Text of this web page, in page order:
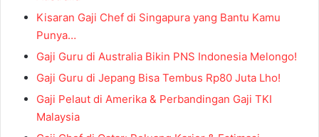
Kisaran Gaji Chef di Singapura yang Bantu Kamu
Punya…
Gaji Guru di Australia Bikin PNS Indonesia Melongo!
Gaji Guru di Jepang Bisa Tembus Rp80 Juta Lho!
Gaji Pelaut di Amerika & Perbandingan Gaji TKI
Malaysia